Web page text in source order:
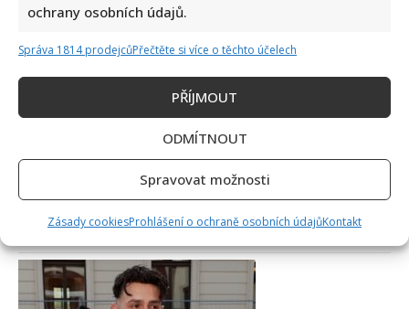
ochrany osobních údajů.
Správa 1814 prodejcůPřečtěte si více o těchto účelech
PŘÍJMOUT
ODMÍTNOUT
Spravovat možnosti
Zásady cookiesProhlášení o ochraně osobních údajůKontakt
nemusel být. Za svůj život vděčí manželce